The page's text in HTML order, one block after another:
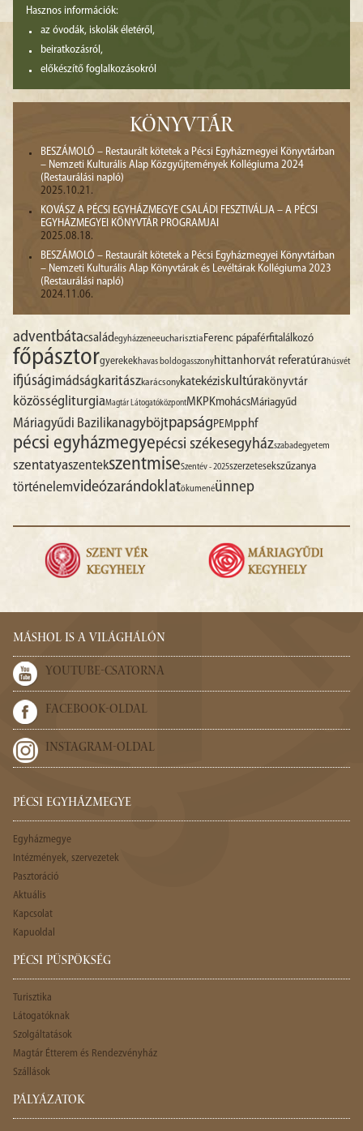
Hasznos információk:
az óvodák, iskolák életéről,
beiratkozásról,
előkészítő foglalkozásokról
KÖNYVTÁR
BESZÁMOLÓ – Restaurált kötetek a Pécsi Egyházmegyei Könyvtárban
– Nemzeti Kulturális Alap Közgyűjtemények Kollégiuma 2024
(Restaurálási napló)
2025.10.21.
KOVÁSZ A PÉCSI EGYHÁZMEGYE CSALÁDI FESZTIVÁLJA – A PÉCSI
EGYHÁZMEGYEI KÖNYVTÁR PROGRAMJAI
2025.08.18.
BESZÁMOLÓ – Restaurált kötetek a Pécsi Egyházmegyei Könyvtárban
– Nemzeti Kulturális Alap Könyvtárak és Levéltárak Kollégiuma 2023
(Restaurálási napló)
2024.11.06.
adventbátacsaládegyházzeneeucharisztiaFerenc pápaférfitalálkozó
főpásztorgyerekekhavas boldogasszonyhittanhorvát referatúrahúsvét
ifjúságimádságkaritászkarácsonykatekéziskultúrakönyvtár
közösségliturgiaMagtár LátogatóközpontMKPKmohácsMáriagyűd
Máriagyűdi BazilikanagyböjtpapságPEMpphf
pécsi egyházmegyepécsi székesegyházszabadegyetem
szentatyaszentekszentmiseSzentév - 2025szerzetesekszűzanya
történelemvideózarándoklatökumenéünnep
MÁSHOL IS A VILÁGHÁLÓN
YOUTUBE-CSATORNA
FACEBOOK-OLDAL
INSTAGRAM-OLDAL
PÉCSI EGYHÁZMEGYE
Egyházmegye
Intézmények, szervezetek
Pasztoráció
Aktuális
Kapcsolat
Kapuoldal
PÉCSI PÜSPÖKSÉG
Turisztika
Látogatóknak
Szolgáltatások
Magtár Étterem és Rendezvényház
Szállások
PÁLYÁZATOK